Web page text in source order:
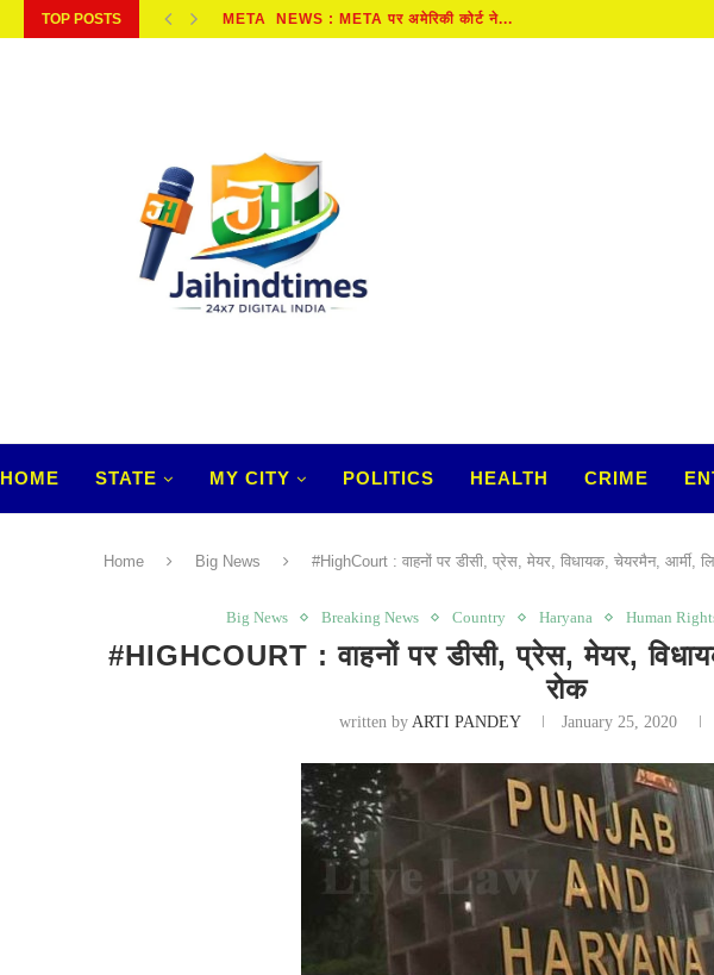
TOP POSTS SAWAN 2026 : सावन में जरूर करें बेलपत्र...
HOME STATE MY CITY POLITICS HEALTH CRIME
Home Big News #HighCourt : वाहनों पर डीसी, प्रेस, मेयर, विधायक, चेयरमैन, आर्मी,
Big News Breaking News Country Haryana Human
#HIGHCOURT : वाहनों पर डीसी, प्रेस, मेयर,
रोक
written byARTI PANDEY January 25, 2020